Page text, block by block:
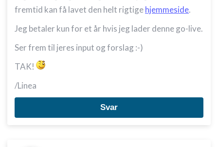
fremtid kan få lavet den helt rigtigehjemmeside.
Jeg betaler kun for et år hvis jeg lader denne go-live.
Ser frem til jeres input og forslag :-)
TAK!
/Linea
Svar